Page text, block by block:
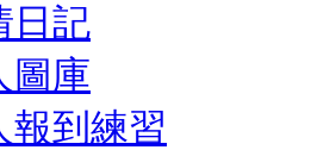
日記
圖庫
報到練習